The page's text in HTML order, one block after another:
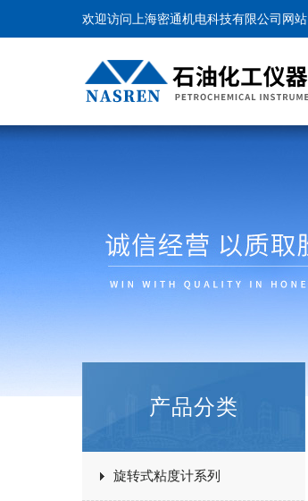
欢迎访问上海密通机电科技有限公司网站
产品分类
旋转式粘度计系列